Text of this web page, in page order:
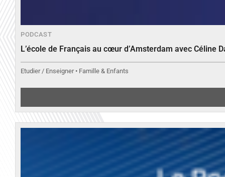
PODCAST
L’école de Français au cœur d’Amsterdam avec Céline
Etudier / Enseigner • Famille & Enfants